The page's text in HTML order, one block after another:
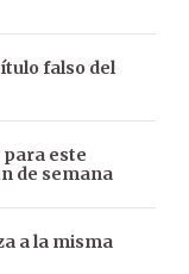
falso del
este
de semana
a la misma